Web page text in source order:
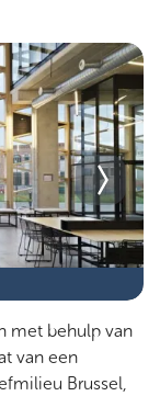
met behulp van
van een
Brussel,